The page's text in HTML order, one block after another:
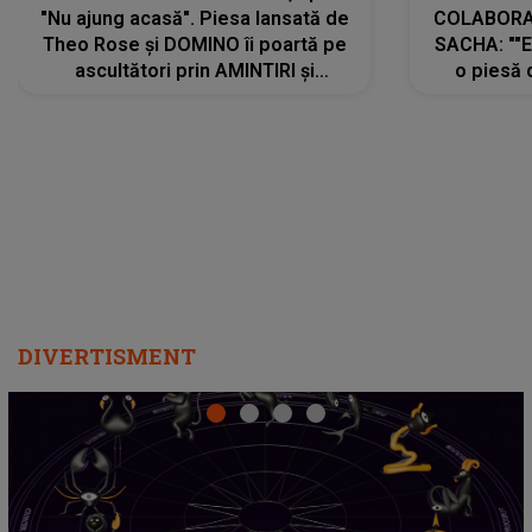
"Nu ajung acasă". Piesa lansată de
Theo Rose și DOMINO îi poartă pe
ascultători prin AMINTIRI și
SACHA:
o piesă
DIVERTISMENT